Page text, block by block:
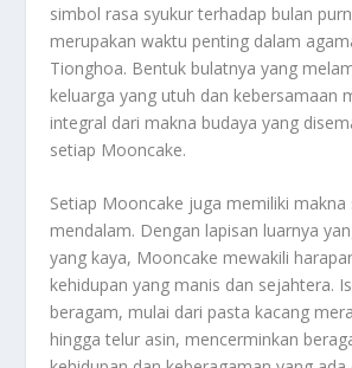
simbol rasa syukur terhadap bulan
merupakan waktu penting dalam
Tionghoa. Bentuk bulatnya yang
keluarga yang utuh dan kebersamaan
integral dari makna budaya yang
setiap Mooncake.
Setiap Mooncake juga memiliki makna
mendalam. Dengan lapisan luarnya
yang kaya, Mooncake mewakili
kehidupan yang manis dan sejahtera.
beragam, mulai dari pasta kacang
hingga telur asin, mencerminkan